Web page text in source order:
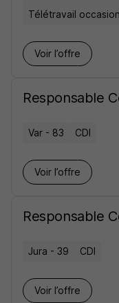
Télétravail
Voir l’offre
Responsable
Var - 83 CDI
Voir l’offre
Responsable
Jura - 39 CDI
Voir l’offre